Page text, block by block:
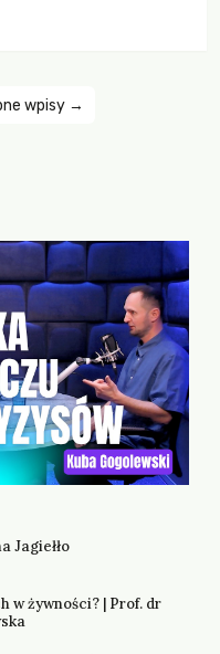
Wymagać to będzie
wpisy →
Jagiełło
w żywności? | Prof. dr